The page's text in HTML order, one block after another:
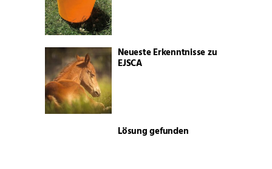
Neueste Erkenntnisse zu
EJSCA
Lösung gefunden